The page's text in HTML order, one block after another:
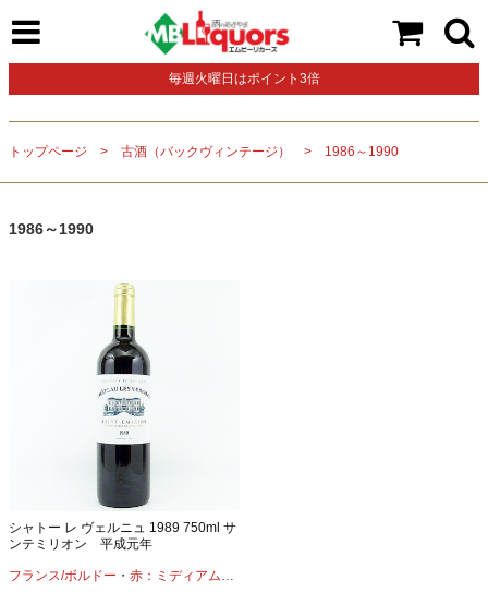
毎週火曜日はポイント3倍
トップページ 古酒（バックヴィンテージ） 1986～1990
1986～1990
シャトー レ ヴェルニュ 1989 750ml サ
ンテミリオン 平成元年
フランス/ボルドー ・ 赤：ミディアムボディ